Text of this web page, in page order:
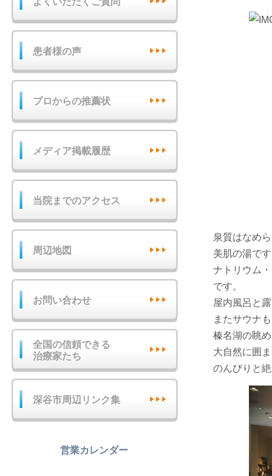
泉質はなめ
美肌の湯で
ナトリウム
です。
屋内風呂と
またサウナ
榛名湖の眺
大自然に囲
のんびりと
患者様の声
プロからの推薦状
メディア掲載履歴
当院までのアクセス
周辺地図
お問い合わせ
全国の信頼できる
治療家たち
深谷市周辺リンク集
営業カレンダー